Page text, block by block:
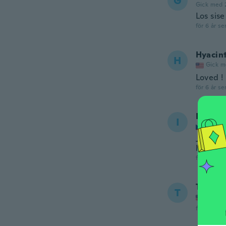
Gick med
Los
för 6 år
H Gick
Loved !
för 6 år
I Iveta
Gick
Jestli
för 6 år sen
T Trula
Gick
för 6 år